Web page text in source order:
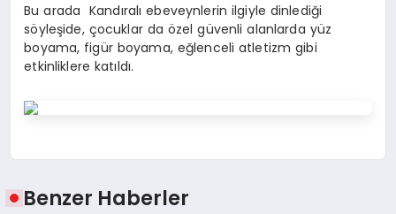
Bu arada Kandıralı ebeveynlerin ilgiyle dinlediği
söyleşide, çocuklar da özel güvenli alanlarda yüz
boyama, figür boyama, eğlenceli atletizm gibi
etkinliklere katıldı.
Benzer Haberler